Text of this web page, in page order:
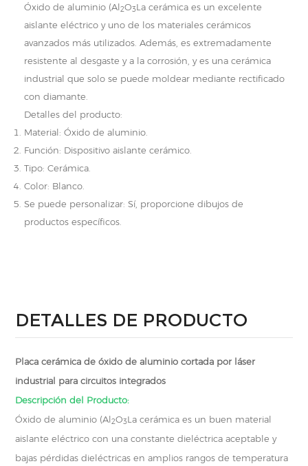
Óxido de aluminio (Al2O3La cerámica es un excelente
aislante eléctrico y uno de los materiales cerámicos
avanzados más utilizados. Además, es extremadamente
resistente al desgaste y a la corrosión, y es una cerámica
industrial que solo se puede moldear mediante rectificado
con diamante.
Detalles del producto:
Material: Óxido de aluminio.
Función: Dispositivo aislante cerámico.
Tipo: Cerámica.
Color: Blanco.
Se puede personalizar: Sí, proporcione dibujos de
productos específicos.
DETALLES DE PRODUCTO
Placa cerámica de óxido de aluminio cortada por láser
industrial para circuitos integrados
Descripción del Producto:
Óxido de aluminio (Al2O3La cerámica es un buen material
aislante eléctrico con una constante dieléctrica aceptable y
bajas pérdidas dieléctricas en amplios rangos de temperatura